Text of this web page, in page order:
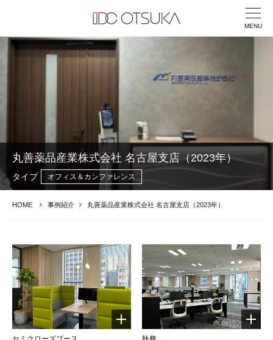
MENU
丸善薬品産業株式会社 名古屋支店（2023年）
タイプ オフィス＆カンファレンス
HOME 事例紹介 丸善薬品産業株式会社 名古屋支店（2023年）